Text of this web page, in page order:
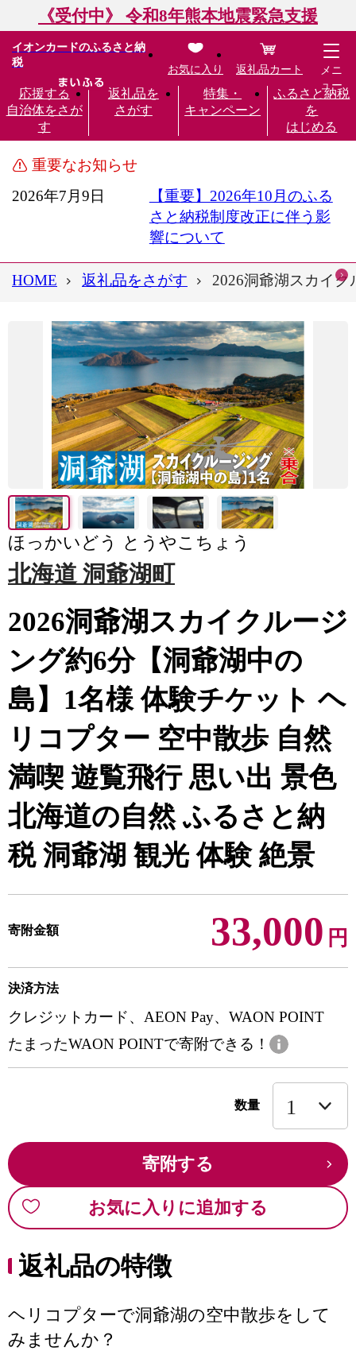
《受付中》 令和8年熊本地震緊急支援
イオンカードのふるさと納
税
応援する
自治体をさが
す
返礼品を
さがす
特集・
キャンペーン
ふるさと納税
を
はじめる
お気に入り 返礼品カート
メニ
ュー
重要なお知らせ
2026年7月9日
【重要】2026年10月のふる
さと納税制度改正に伴う影
響について
HOME 返礼品をさがす 2026洞爺湖スカイ
ほっかいどう とうやこちょう
北海道 洞爺湖町
2026洞爺湖スカイクルージ
ング約6分【洞爺湖中の
島】1名様 体験チケット ヘ
リコプター 空中散歩 自然
満喫 遊覧飛行 思い出 景色
北海道の自然 ふるさと納
税 洞爺湖 観光 体験 絶景
寄附金額 33,000 円
決済方法
クレジットカード、AEON Pay、WAON POINT
たまったWAON POINTで寄附できる！
数量
寄附する
お気に入りに追加する
返礼品の特徴
ヘリコプターで洞爺湖の空中散歩をして
みませんか？